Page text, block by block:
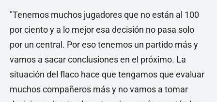
"Tenemos muchos jugadores que no están al 100
por ciento y a lo mejor esa decisión no pasa solo
por un central. Por eso tenemos un partido más y
vamos a sacar conclusiones en el próximo. La
situación del flaco hace que tengamos que evaluar
muchos compañeros más y no vamos a tomar